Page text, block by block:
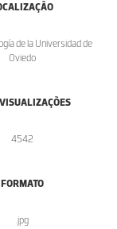
de la Universidad de
Oviedo
4542
FORMATO
.jpg